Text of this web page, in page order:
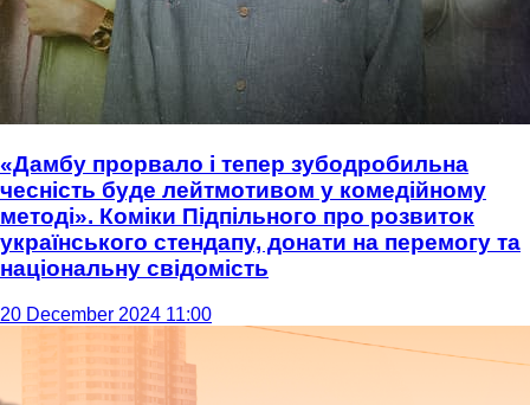
«Дамбу прорвало і тепер зубодробильна
чесність буде лейтмотивом у комедійному
методі». Коміки Підпільного про розвиток
українського стендапу, донати на перемогу та
національну свідомість
20 December 2024 11:00